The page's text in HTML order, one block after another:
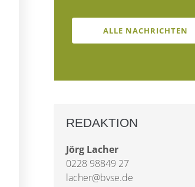
ALLE NACHRICHTEN
REDAKTION
Jörg Lacher
0228 98849 27
lacher@bvse.de